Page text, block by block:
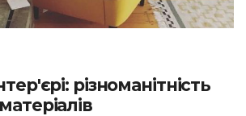
різноманітність